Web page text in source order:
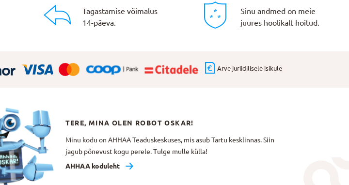
Tagastamise võimalus
14-päeva.
Sinu andmed on meie
juures hoolikalt hoitud.
Arve juriidilisele isikule
TERE, MINA OLEN ROBOT OSKAR!
Minu kodu on AHHAA Teaduskeskuses, mis asub Tartu kesklinnas. Siin
jagub põnevust kogu perele. Tulge mulle külla!
AHHAA koduleht